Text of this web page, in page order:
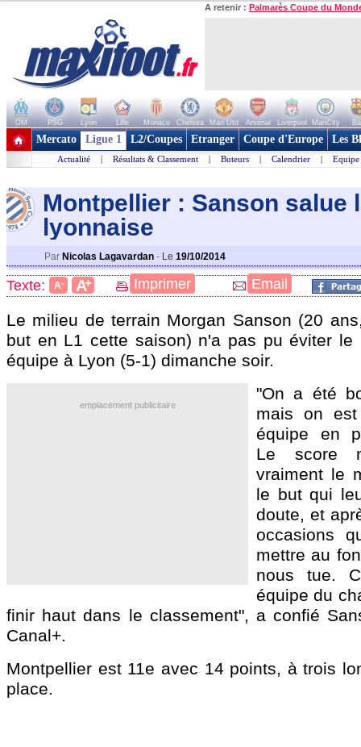
A retenir : Palmarès Coupe du
OM PSG Lyon Lille Monaco Chelsea Man Utd Arsenal Liverpool ManCity
+ de clubs
Mercato Ligue 1 L2/Coupes Etranger Coupe d'Europe Les
Actualité | Résultats & Classement | Buteurs | Calendrier | Equipe
Montpellier : Sanson salue
lyonnaise
Par Nicolas Lagavardan - Le 19/10/2014
Texte: A- A+ Imprimer Email
Le milieu de terrain Morgan Sanson (20
but en L1 cette saison) n'a pas pu éviter le
équipe à Lyon (5-1) dimanche soir.
emplacement publicitaire
"On a été
mais on
équipe en
Le score
vraiment le
le but qui
doute, et
occasions
mettre au
nous tue.
équipe du
finir haut dans le classement", a confié
Canal+.
Montpellier est 11e avec 14 points, à trois
place.